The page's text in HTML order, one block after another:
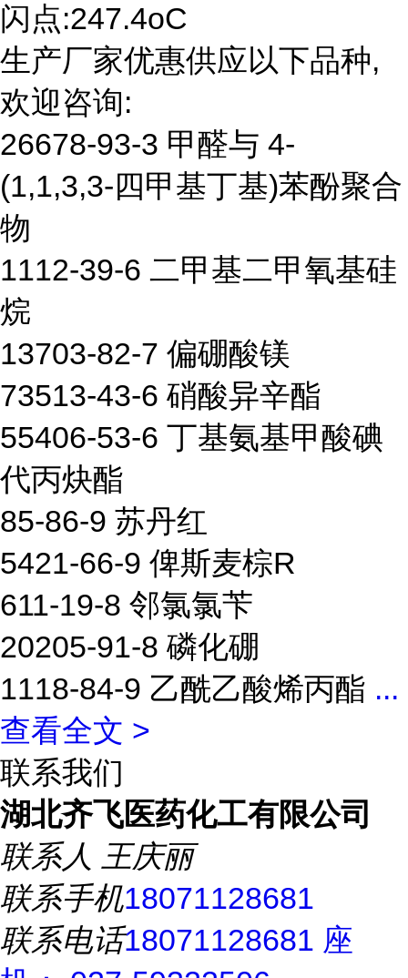
闪点:247.4oC
生产厂家优惠供应以下品种,
欢迎咨询:
26678-93-3 甲醛与 4-
(1,1,3,3-四甲基丁基)苯酚聚合
物
1112-39-6 二甲基二甲氧基硅
烷
13703-82-7 偏硼酸镁
73513-43-6 硝酸异辛酯
55406-53-6 丁基氨基甲酸碘
代丙炔酯
85-86-9 苏丹红
5421-66-9 俾斯麦棕R
611-19-8 邻氯氯苄
20205-91-8 磷化硼
1118-84-9 乙酰乙酸烯丙酯 ...
查看全文 >
联系我们
湖北齐飞医药化工有限公司
联系人 王庆丽
联系手机18071128681
联系电话18071128681 座